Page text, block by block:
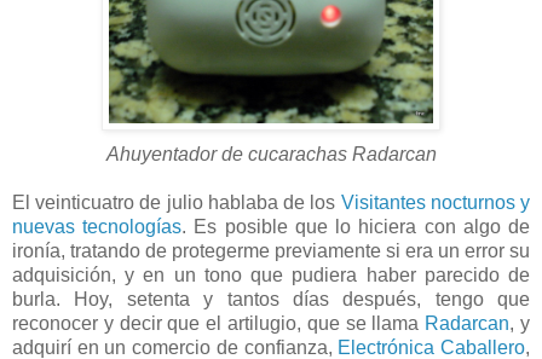
Ahuyentador de cucarachas Radarcan
El veinticuatro de julio hablaba de los Visitantes nocturnos y
nuevas tecnologías. Es posible que lo hiciera con algo de
ironía, tratando de protegerme previamente si era un error su
adquisición, y en un tono que pudiera haber parecido de
burla. Hoy, setenta y tantos días después, tengo que
reconocer y decir que el artilugio, que se llama Radarcan, y
adquirí en un comercio de confianza, Electrónica Caballero,